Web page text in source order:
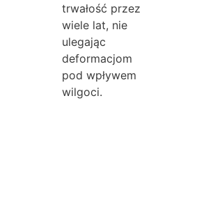
trwałość przez
wiele lat, nie
ulegając
deformacjom
pod wpływem
wilgoci.